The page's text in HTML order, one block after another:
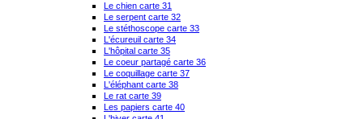
Le chien carte 31
Le serpent carte 32
Le stéthoscope carte 33
L'écureuil carte 34
L'hôpital carte 35
Le coeur partagé carte 36
Le coquillage carte 37
L'éléphant carte 38
Le rat carte 39
Les papiers carte 40